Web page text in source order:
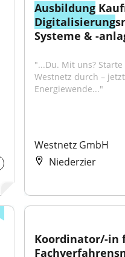
Ausbildung
Digitalisierung
Systeme & -
"...Du. Mit uns?
Westnetz durch –
Energiewende..."
Westnetz GmbH
Niederzier
Koordinator/-in